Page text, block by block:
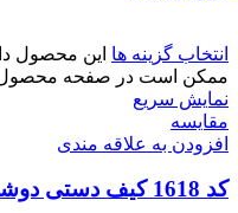
انتخاب گزینه ها این محصول
ممکن است در صفحه محصول
نمایش سریع
مقايسه
افزودن به علاقه مندی
کد 1618 کیف دستی دوشی دخترانه مدل الینا